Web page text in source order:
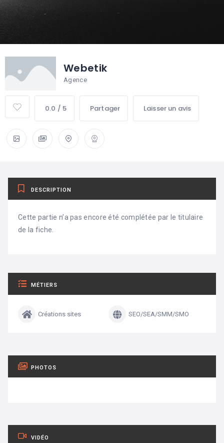
Webetik
Agence
0.0 / 5 Partager Laisser un avis
DESCRIPTION
Cette partie n’a pas encore été complétée par le titulaire
de la fiche.
MÉTIERS
Créations sites SEO/SEA/SMM/SMO
PHOTOS
VIDÉO